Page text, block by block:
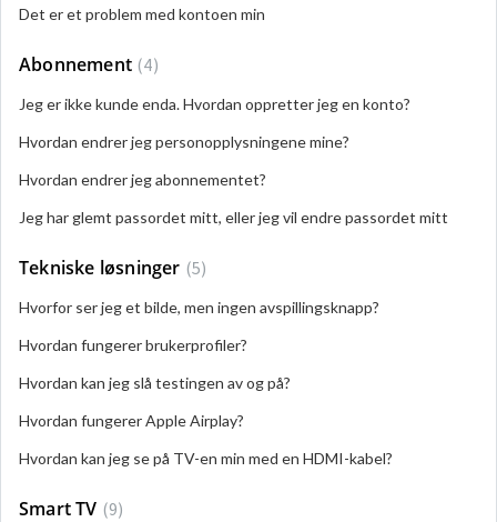
Det er et problem med kontoen min
Abonnement 4
Jeg er ikke kunde enda. Hvordan oppretter jeg en konto?
Hvordan endrer jeg personopplysningene mine?
Hvordan endrer jeg abonnementet?
Jeg har glemt passordet mitt, eller jeg vil endre passordet mitt
Tekniske løsninger 5
Hvorfor ser jeg et bilde, men ingen avspillingsknapp?
Hvordan fungerer brukerprofiler?
Hvordan kan jeg slå testingen av og på?
Hvordan fungerer Apple Airplay?
Hvordan kan jeg se på TV-en min med en HDMI-kabel?
Smart TV 9